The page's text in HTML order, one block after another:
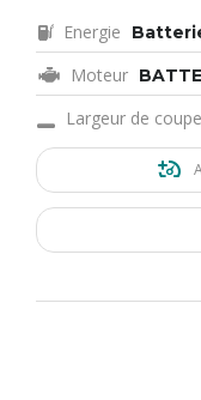
Energie
Moteur
Largeur de coupe